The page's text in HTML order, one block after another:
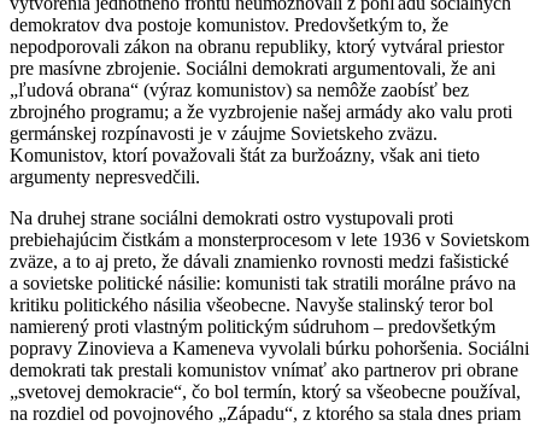
demokratov dva postoje komunistov. Predovšetkým to, že
nepodporovali zákon na obranu republiky, ktorý vytváral priestor
pre masívne zbrojenie. Sociálni demokrati argumentovali, že ani
„ľudová obrana“ (výraz komunistov) sa nemôže zaobísť bez
zbrojného programu; a že vyzbrojenie našej armády ako valu proti
germánskej rozpínavosti je v záujme Sovietskeho zväzu.
Komunistov, ktorí považovali štát za buržoázny, však ani tieto
argumenty nepresvedčili.
Na druhej strane sociálni demokrati ostro vystupovali proti
prebiehajúcim čistkám a monsterprocesom v lete 1936 v Sovietskom
zväze, a to aj preto, že dávali znamienko rovnosti medzi fašistické
a sovietske politické násilie: komunisti tak stratili morálne právo na
kritiku politického násilia všeobecne. Navyše stalinský teror bol
namierený proti vlastným politickým súdruhom – predovšetkým
popravy Zinovieva a Kameneva vyvolali búrku pohoršenia. Sociálni
demokrati tak prestali komunistov vnímať ako partnerov pri obrane
„svetovej demokracie“, čo bol termín, ktorý sa všeobecne používal,
na rozdiel od povojnového „Západu“, z ktorého sa stala dnes priam